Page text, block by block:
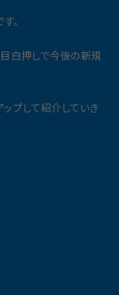
。
白押しで今後の新規
プして紹介していき